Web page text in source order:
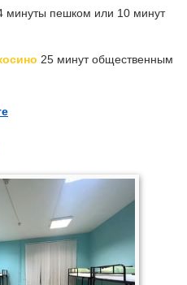
минуты пешком или 10 минут
25 минут общественным